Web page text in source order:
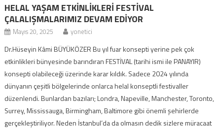
HELAL YAŞAM ETKİNLİKLERİ FESTİVAL
ÇALALIŞMALARIMIZ DEVAM EDİYOR
Mayıs 20, 2025 yonetici
Dr.Hüseyin Kâmi BÜYÜKÖZER Bu yıl fuar konsepti yerine pek çok
etkinlikleri bünyesinde barındıran FESTİVAL (tarihi ismi ile PANAYIR)
konsepti olabileceği üzerinde karar kıldık. Sadece 2024 yılında
dünyanın çeşitli bölgelerinde onlarca helal konseptli festivaller
düzenlendi. Bunlardan bazıları; Londra, Napeville, Manchester, Toronto,
Surrey, Mississauga, Birmingham, Baltimore gibi önemli şehirlerde
gerçekleştiriliyor. Neden İstanbul’da da olmasın dedik sizlere müracaat